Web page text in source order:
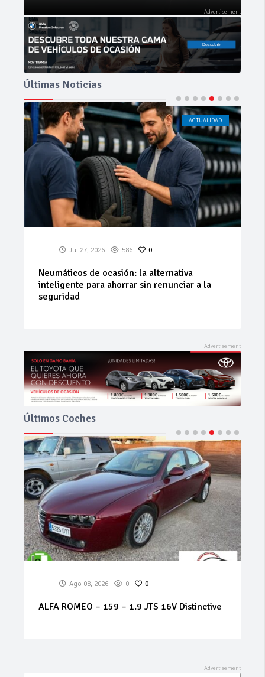
Últimas Noticias
ACTUALIDAD CÁDIZ
Jul 23, 2026 199 0
La 42ª Subida a Vejer comienza a perfilarse
Últimos Coches
Ago 07, 2026 0 0
MERCEDES Sprinter 314 cdi